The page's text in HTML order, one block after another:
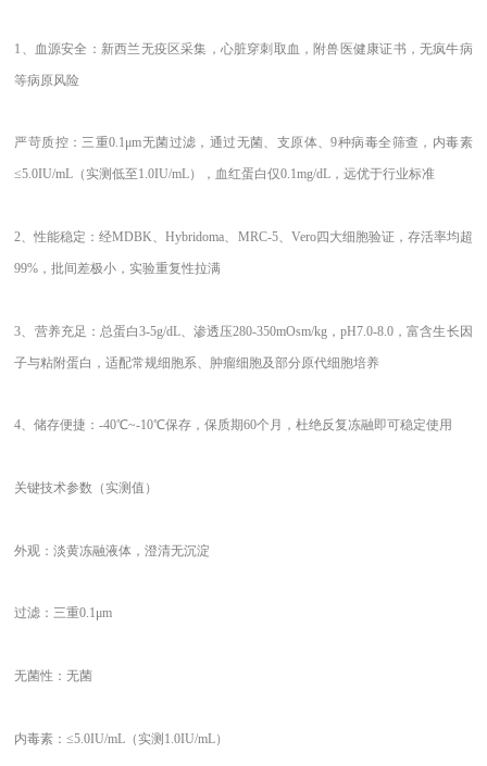
1、 血源安全：新西兰无疫区采集，心脏穿刺取血，附兽医健康证书，无疯牛病
等病原风险
严苛质控：三重0.1μm无菌过滤，通过无菌、支原体、9种病毒全筛查，内毒素
≤5.0IU/mL（实测低至1.0IU/mL），血红蛋白仅0.1mg/dL，远优于行业标准
2、性能稳定：经MDBK、Hybridoma、MRC-5、Vero四大细胞验证，存活率均超
99%，批间差极小，实验重复性拉满
3、 营养充足：总蛋白3-5g/dL、渗透压280-350mOsm/kg，pH7.0-8.0，富含生长因
子与粘附蛋白，适配常规细胞系、肿瘤细胞及部分原代细胞培养
4、储存便捷：-40℃~-10℃保存，保质期60个月，杜绝反复冻融即可稳定使用
关键技术参数（实测值）
外观：淡黄冻融液体，澄清无沉淀
过滤：三重0.1μm
无菌性：无菌
内毒素：≤5.0IU/mL（实测1.0IU/mL）